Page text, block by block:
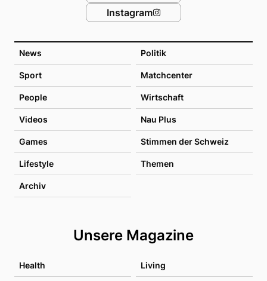
News Politik
Sport Matchcenter
People Wirtschaft
Videos Nau Plus
Games Stimmen der Schweiz
Lifestyle Themen
Archiv
Unsere Magazine
Health Living
Instagram